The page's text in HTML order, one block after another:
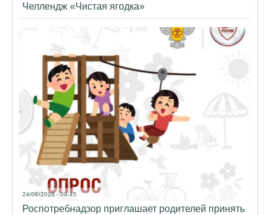
Челлендж «Чистая ягодка»
24/06/2026 - 09:45
Роспотребнадзор приглашает родителей принять